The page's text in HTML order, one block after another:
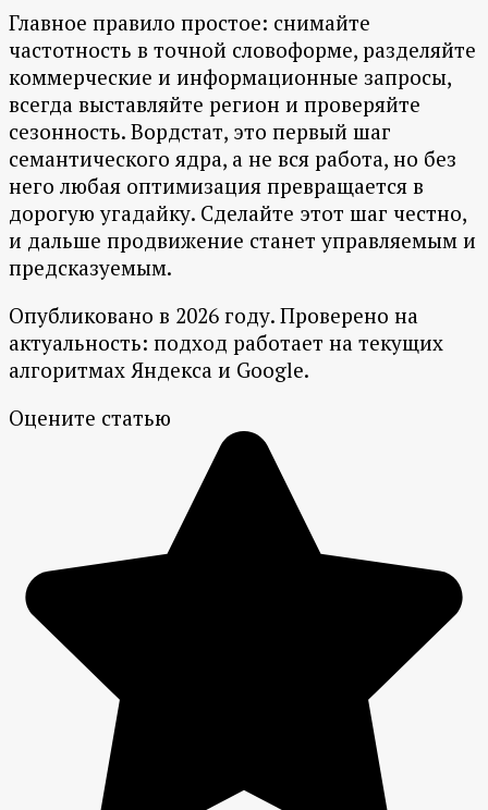
Главное правило простое: снимайте
частотность в точной словоформе, разделяйте
коммерческие и информационные запросы,
всегда выставляйте регион и проверяйте
сезонность. Вордстат, это первый шаг
семантического ядра, а не вся работа, но без
него любая оптимизация превращается в
дорогую угадайку. Сделайте этот шаг честно,
и дальше продвижение станет управляемым и
предсказуемым.
Опубликовано в 2026 году. Проверено на
актуальность: подход работает на текущих
алгоритмах Яндекса и Google.
Оцените статью